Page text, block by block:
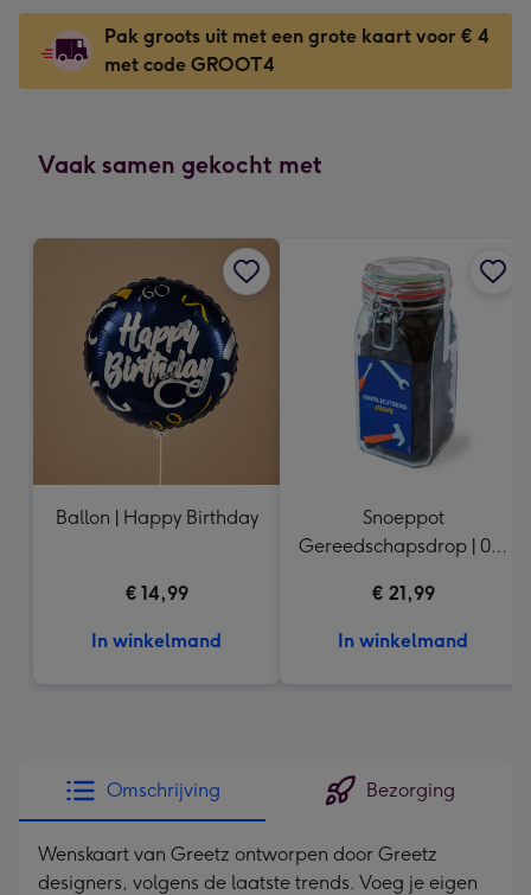
-
118
x
-
x
mm
Pak groots uit met een grote kaart voor € 4
met code GROOT4
Vaak samen gekocht met
Ballon | Happy Birthday
€ 14,99
In winkelmand
Snoeppot
Gereedschapsdrop | 0,9
€ 21,99
In winkelmand
Omschrijving Bezorging
Wenskaart van Greetz ontworpen door Greetz
designers, volgens de laatste trends. Voeg je eigen